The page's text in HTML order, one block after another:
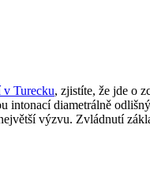
v Turecku, zjistíte, že jde o
intonací diametrálně
výzvu. Zvládnutí